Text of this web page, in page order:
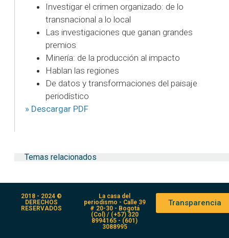
Investigar el crimen organizado: de lo
transnacional a lo local
Las investigaciones que ganan grandes
premios
Minería: de la producción al impacto
Hablan las regiones
De datos y transformaciones del paisaje
periodístico
» Descargar PDF
Temas relacionados
2018 - 2024 ©
DERECHOS
RESERVADOS
La casa del
periodismo - Calle 39
# 20-30 - Bogotá
(Col) / (+57) 320
8994165 - (601)
3088995
Transparencia